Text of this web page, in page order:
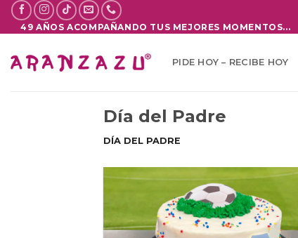
Saltar
49 AÑOS ACOMPAÑANDO TUS MEJORES MOMENTOS...
PIDE HOY – RECIBE HOY
Día del Padre
DÍA DEL PADRE